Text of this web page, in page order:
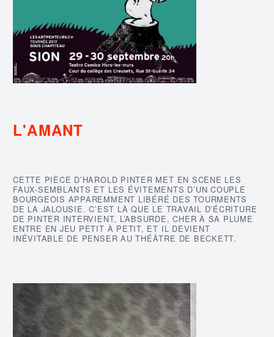
L'AMANT
CETTE PIÈCE D’HAROLD PINTER MET EN SCÈNE LES
FAUX-SEMBLANTS ET LES ÉVITEMENTS D’UN COUPLE
BOURGEOIS APPAREMMENT LIBÉRÉ DES TOURMENTS
DE LA JALOUSIE. C’EST LÀ QUE LE TRAVAIL D’ÉCRITURE
DE PINTER INTERVIENT, L’ABSURDE, CHER À SA PLUME
ENTRE EN JEU PETIT À PETIT, ET IL DEVIENT
INÉVITABLE DE PENSER AU THÉÂTRE DE BECKETT.